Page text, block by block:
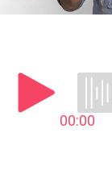
00:00